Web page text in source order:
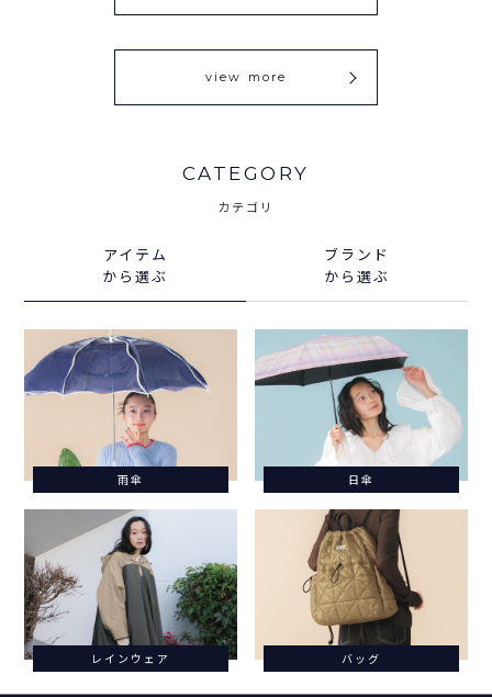
view more
CATEGORY
カテゴリ
アイテム
から選ぶ
ブランド
から選ぶ
雨傘 日傘
レインウェア バッグ